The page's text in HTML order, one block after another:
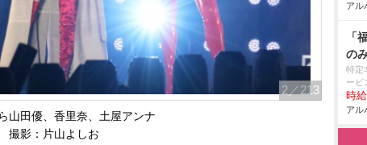
2 ／213
山田優、香里奈、土屋アンナ
撮影：片山よしお
アル
「
の
特定
ービ
時
アル